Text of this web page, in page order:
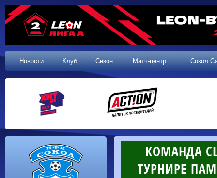
Новости Клуб Сезон Матч-центр Сокол
КОМАНДА
ТУРНИРЕ